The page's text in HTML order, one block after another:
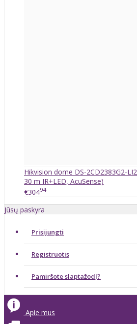
Hikvision dome DS-2CD2383G2-
30 m IR+LED, AcuSense)
€30494
Jūsų paskyra
Prisijungti
Registruotis
Pamiršote slaptažodį?
Apie mus